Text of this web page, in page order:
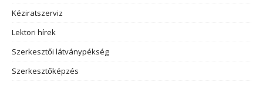
Kéziratszerviz
Lektori hírek
Szerkesztői látványpékség
Szerkesztőképzés